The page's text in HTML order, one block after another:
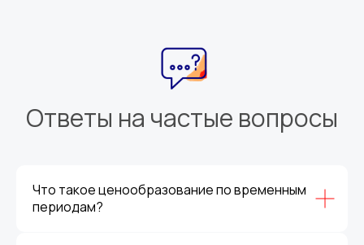
Ответы на частые вопросы
Что такое ценообразование по временным
периодам?